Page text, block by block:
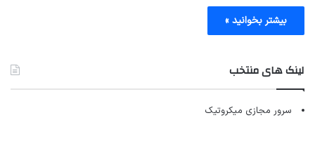
بیشتر بخوانید »
لینک های منتخب
سرور مجازی میکروتیک